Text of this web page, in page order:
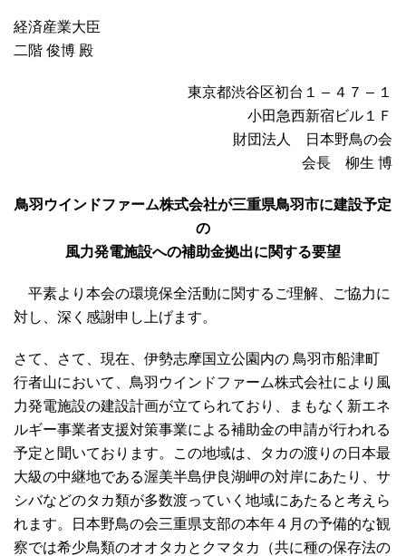
経済産業大臣
二階 俊博 殿
東京都渋谷区初台１ – ４７ – １
小田急西新宿ビル１Ｆ
財団法人 日本野鳥の会
会長 柳生 博
鳥羽ウインドファーム株式会社が三重県鳥羽市に建設予定
の
風力発電施設への補助金拠出に関する要望
平素より本会の環境保全活動に関するご理解、ご協力に
対し、深く感謝申し上げます。
さて、さて、現在、伊勢志摩国立公園内の 鳥羽市船津町
行者山において、鳥羽ウインドファーム株式会社により風
力発電施設の建設計画が立てられており、まもなく新エネ
ルギー事業者支援対策事業による補助金の申請が行われる
予定と聞いております。この地域は、タカの渡りの日本最
大級の中継地である渥美半島伊良湖岬の対岸にあたり、サ
シバなどのタカ類が多数渡っていく地域にあたると考えら
れます。日本野鳥の会三重県支部の本年４月の予備的な観
察では希少鳥類のオオタカとクマタカ（共に種の保存法の